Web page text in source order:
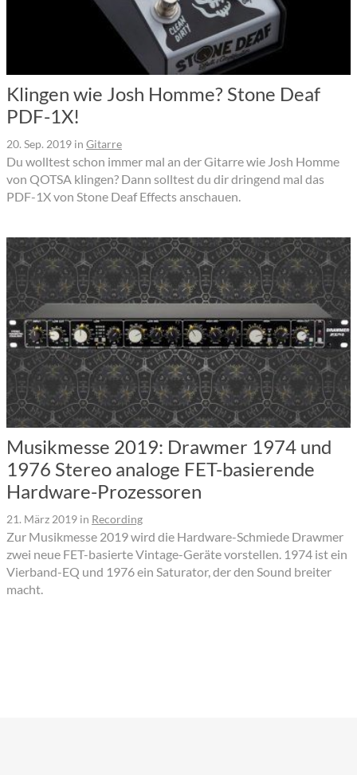
Klingen wie Josh Homme? Stone Deaf
PDF-1X!
20. Sep. 2019 in Gitarre
Du wolltest schon immer mal an der Gitarre wie Josh Homme
von QOTSA klingen? Dann solltest du dir dringend mal das
PDF-1X von Stone Deaf Effects anschauen.
Musikmesse 2019: Drawmer 1974 und
1976 Stereo analoge FET-basierende
Hardware-Prozessoren
21. März 2019 in Recording
Zur Musikmesse 2019 wird die Hardware-Schmiede Drawmer
zwei neue FET-basierte Vintage-Geräte vorstellen. 1974 ist ein
Vierband-EQ und 1976 ein Saturator, der den Sound breiter
macht.